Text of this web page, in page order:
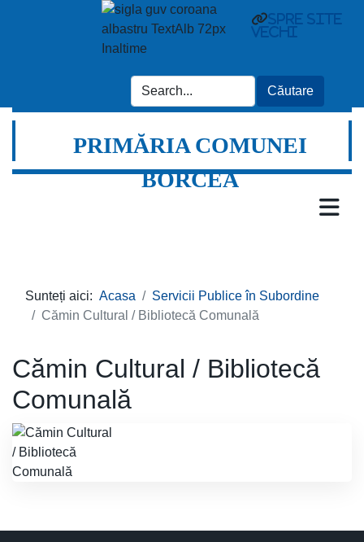
spre site
vechi
PRIMĂRIA COMUNEI
BORCEA
Sunteți aici: Acasa
Servicii Publice în Subordine
Cămin Cultural / Bibliotecă Comunală
Cămin Cultural / Bibliotecă
Comunală